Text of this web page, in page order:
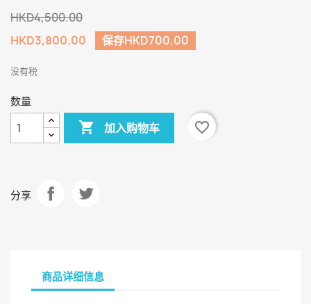
HKD4,500.00
HKD3,800.00
保存HKD700.00
没有税
数量
 加入购物车 favorite_border
分享
商品详细信息